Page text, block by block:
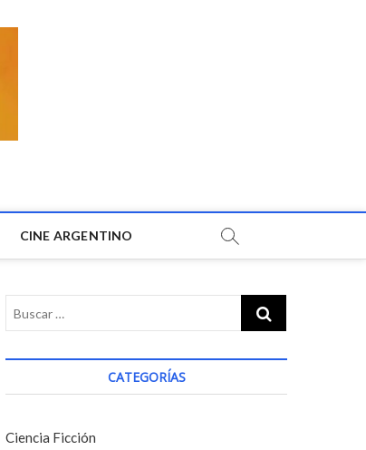
CINE ARGENTINO
CATEGORÍAS
Ciencia Ficción